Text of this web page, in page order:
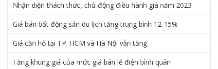
Nhận diện thách thức, chủ động điều hành giá năm 2023
Giá bán bất động sản du lịch tăng trung bình 12-15%
Giá căn hộ tại TP. HCM và Hà Nội vẫn tăng
Tăng khung giá của mức giá bán lẻ điện bình quân